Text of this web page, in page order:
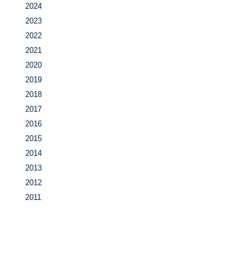
2024
2023
2022
2021
2020
2019
2018
2017
2016
2015
2014
2013
2012
2011